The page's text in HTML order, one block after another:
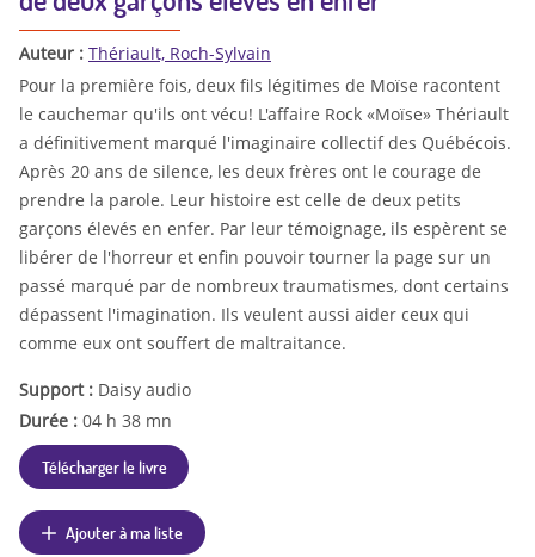
Auteur : Thériault, Roch-Sylvain
Pour la première fois, deux fils légitimes de Moïse racontent
le cauchemar qu'ils ont vécu! L'affaire Rock «Moïse» Thériault
a définitivement marqué l'imaginaire collectif des Québécois.
Après 20 ans de silence, les deux frères ont le courage de
prendre la parole. Leur histoire est celle de deux petits
garçons élevés en enfer. Par leur témoignage, ils espèrent se
libérer de l'horreur et enfin pouvoir tourner la page sur un
passé marqué par de nombreux traumatismes, dont certains
dépassent l'imagination. Ils veulent aussi aider ceux qui
comme eux ont souffert de maltraitance.
Support : Daisy audio
Durée : 04 h 38 mn
Télécharger le livre
Ajouter à ma liste